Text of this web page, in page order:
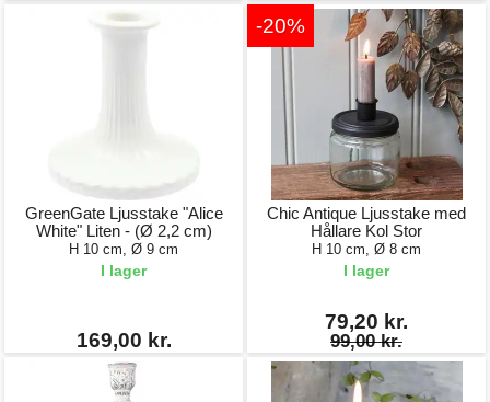
GreenGate Ljusstake "Alice
White" Liten - (Ø 2,2 cm)
H 10 cm, Ø 9 cm
I lager
169,00 kr.
-20%
Chic Antique Ljusstake med
Hållare Kol Stor
H 10 cm, Ø 8 cm
I lager
79,20 kr.
99,00 kr.